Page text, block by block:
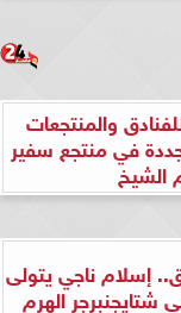
والمنتجعات
في منتجع سفير
الشيخ
إسلام ناجي يتولى
شتايجنبرجر الهرم